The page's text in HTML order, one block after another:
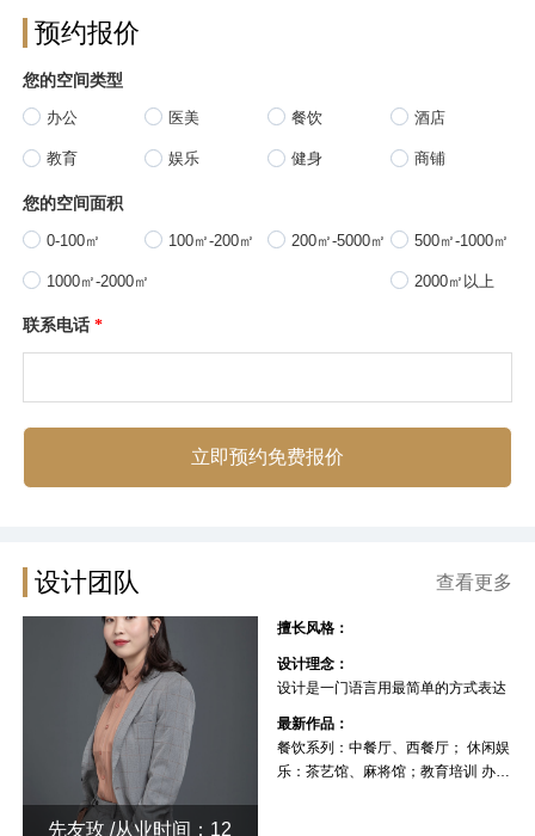
预约报价
您的空间类型
办公 医美 餐饮 酒店
教育 娱乐 健身 商铺
您的空间面积
0-100㎡ 100㎡-200㎡ 200㎡-5000㎡ 500㎡-1000㎡
1000㎡-2000㎡ 2000㎡以上
联系电话 *
立即预约免费报价
设计团队 查看更多
先友玫 /从业时间：12
擅长风格：
设计理念：
设计是一门语言用最简单的方式表达
最新作品：
餐饮系列：中餐厅、西餐厅； 休闲娱
乐：茶艺馆、麻将馆；教育培训 办公